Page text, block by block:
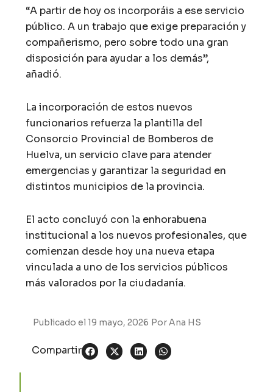
“A partir de hoy os incorporáis a ese servicio
público. A un trabajo que exige preparación y
compañerismo, pero sobre todo una gran
disposición para ayudar a los demás”,
añadió.
La incorporación de estos nuevos
funcionarios refuerza la plantilla del
Consorcio Provincial de Bomberos de
Huelva, un servicio clave para atender
emergencias y garantizar la seguridad en
distintos municipios de la provincia.
El acto concluyó con la enhorabuena
institucional a los nuevos profesionales, que
comienzan desde hoy una nueva etapa
vinculada a uno de los servicios públicos
más valorados por la ciudadanía.
Publicado el19 mayo, 2026 PorAna HS
Compartir